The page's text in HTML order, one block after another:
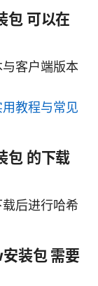
可以在
客户端版本
教程与常见
的下载
后进行哈希
装包 需要